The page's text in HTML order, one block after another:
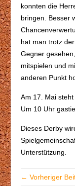
konnten die
bringen. Besser
hat man trotz
Gegner
mitspielen und
anderen Punkt
Am 17. Mai
Um 10 Uhr
Dieses Derby
Unterstützung.
← Vorheriger